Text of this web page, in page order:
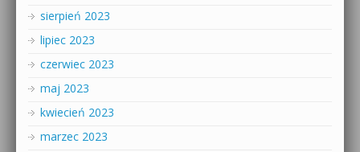
sierpień 2023
lipiec 2023
czerwiec 2023
maj 2023
kwiecień 2023
marzec 2023